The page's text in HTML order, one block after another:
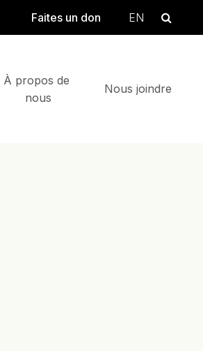
Faites un don EN
À propos de
nous
Nous joindre